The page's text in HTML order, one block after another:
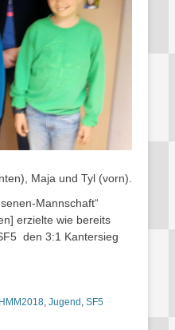
Maja und Tyl (vorn).
Mannschaft“
erzielte wie bereits
den 3:1 Kantersieg
HMM2018 Jugend SF5